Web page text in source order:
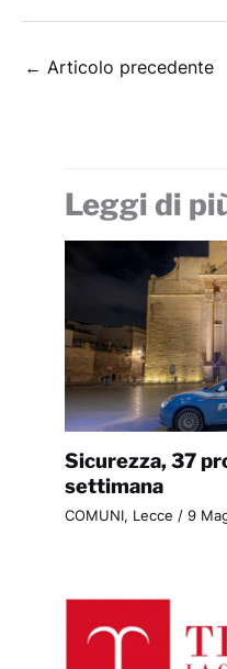
← Articolo precedente
Leggi di
Sicurezza, 37
settimana
COMUNI, Lecce / 9